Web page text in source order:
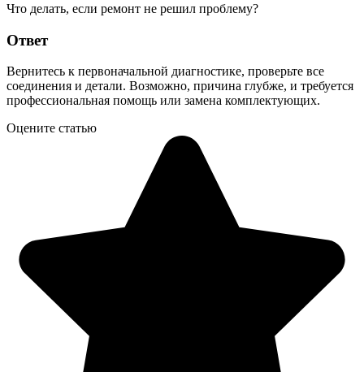
Что делать, если ремонт не решил проблему?
Ответ
Вернитесь к первоначальной диагностике, проверьте все
соединения и детали. Возможно, причина глубже, и требуется
профессиональная помощь или замена комплектующих.
Оцените статью